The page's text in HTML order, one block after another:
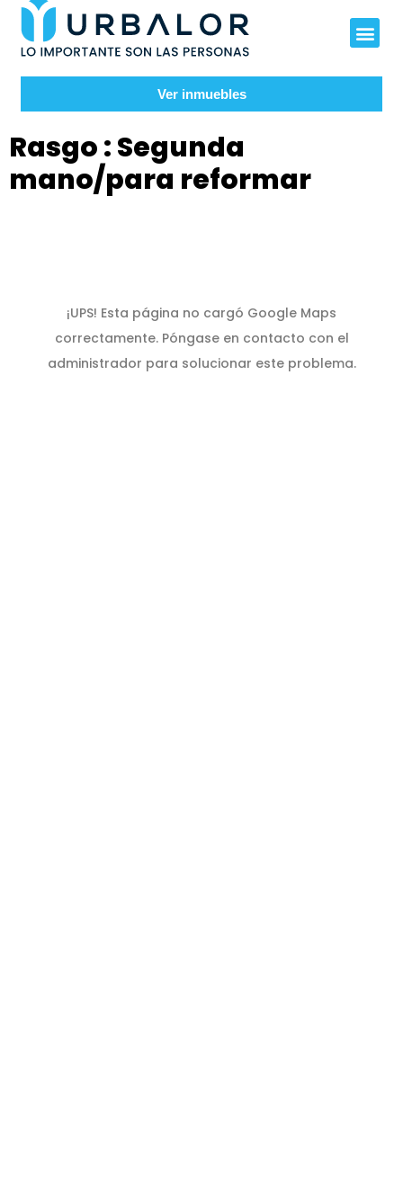
Ver inmuebles
Rasgo :Segunda
mano/para reformar
¡UPS! Esta página no cargó Google Maps
correctamente. Póngase en contacto con el
administrador para solucionar este problema.